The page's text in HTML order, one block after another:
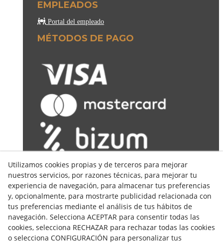
EMPLEADOS
Portal del empleado
MÉTODOS DE PAGO
© 08/2026 COSELVA - Todos los derechos reservados.
Utilizamos cookies propias y de terceros para mejorar
nuestros servicios, por razones técnicas, para mejorar tu
experiencia de navegación, para almacenar tus preferencias
y, opcionalmente, para mostrarte publicidad relacionada con
tus preferencias mediante el análisis de tus hábitos de
navegación. Selecciona ACEPTAR para consentir todas las
cookies, selecciona RECHAZAR para rechazar todas las cookies
o selecciona CONFIGURACIÓN para personalizar tus